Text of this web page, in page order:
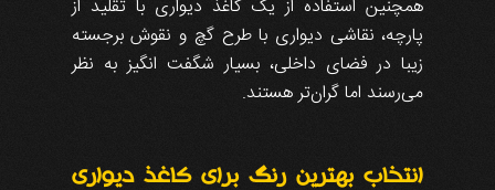
همچنین استفاده از یک کاغذ دیواری با تقلید از
پارچه، نقاشی دیواری با طرح گچ و نقوش برجسته
زیبا در فضای داخلی، بسیار شگفت انگیز به نظر
می‌رسند اما گران‌تر هستند.
انتخاب بهترین رنگ برای کاغذ دیواری